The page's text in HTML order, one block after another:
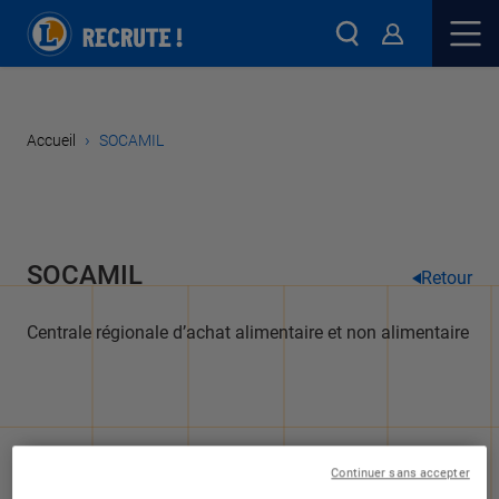
Accueil › SOCAMIL
SOCAMIL Retour
Centrale régionale d’achat alimentaire et non alimentaire
Continuer sans accepter